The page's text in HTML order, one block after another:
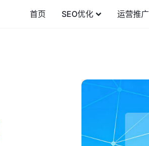
首页 SEO优化 运营推广